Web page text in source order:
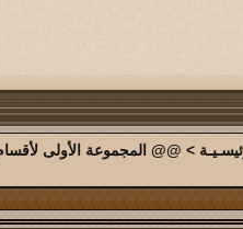
> @@ المجموعة الأولى